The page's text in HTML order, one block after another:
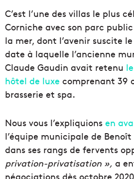
C’est l’une des villas le plus
Corniche avec son parc
la mer, dont l’avenir suscite
date à laquelle l’ancienne
Claude Gaudin avait retenu
hôtel de luxe comprenant 39
brasserie et spa.
Nous vous l’expliquions en
l’équipe municipale de
dans ses rangs de fervents
privation-privatisation », a
négociations dès octobre